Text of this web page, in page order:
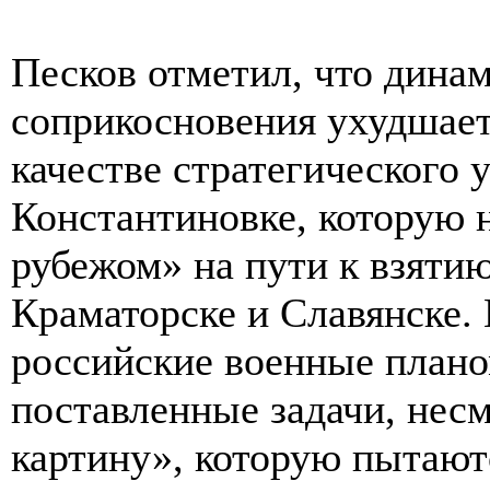
Песков отметил, что
соприкосновения
качестве
Константиновке, которую
рубежом» на пути к
Краматорске и
российские военные
поставленные задачи,
картину», которую